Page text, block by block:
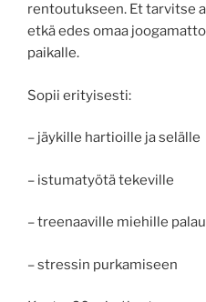
rentoutukseen. Et tarvitse
etkä edes omaa
paikalle.
Sopii erityisesti:
– jäykille hartioille ja selälle
– istumatyötä tekeville
– treenaaville miehille
– stressin purkamiseen